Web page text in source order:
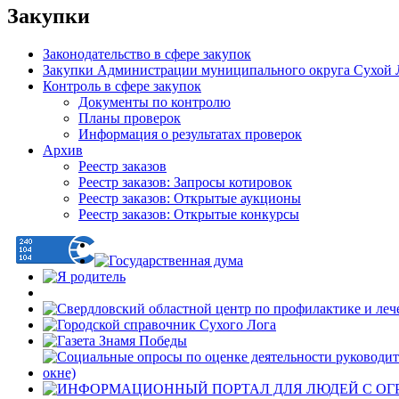
Закупки
Законодательство в сфере закупок
Закупки Администрации муниципального округа Сухой
Контроль в сфере закупок
Документы по контролю
Планы проверок
Информация о результатах проверок
Архив
Реестр заказов
Реестр заказов: Запросы котировок
Реестр заказов: Открытые аукционы
Реестр заказов: Открытые конкурсы